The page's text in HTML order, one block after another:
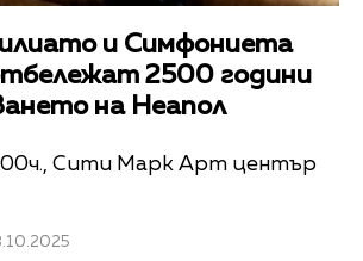
и Симфониета
2500 години
на Неапол
Сити Марк Арт център